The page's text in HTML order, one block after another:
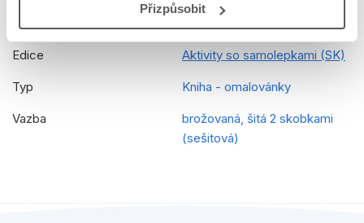
Přizpůsobit
Věk od
Edice Aktivity so samolepkami (SK)
Typ Kniha - omalovánky
Vazba
brožovaná, šitá 2 skobkami
(sešitová)